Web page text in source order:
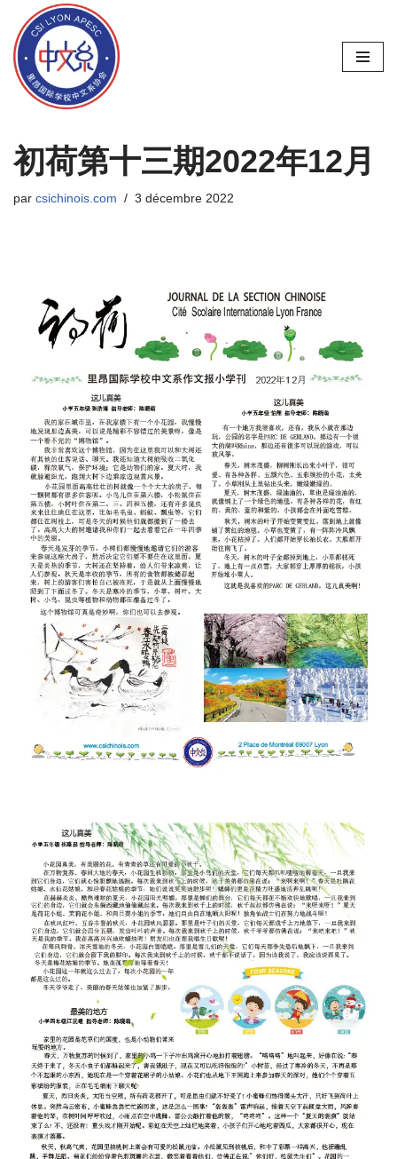
Aller
au
contenu
初荷第十三期2022年12月
par csichinois.com 3 décembre 2022